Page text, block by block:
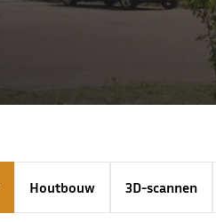
Houtbouw 3D-scannen